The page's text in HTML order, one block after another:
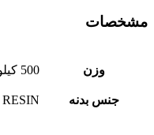
مشخصات
وزن 500 کیلوگرم
جنس بدنه